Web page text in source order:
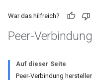
War das hilfreich?
Peer-
Auf dieser Seite
Peer-Verbindung herstellen